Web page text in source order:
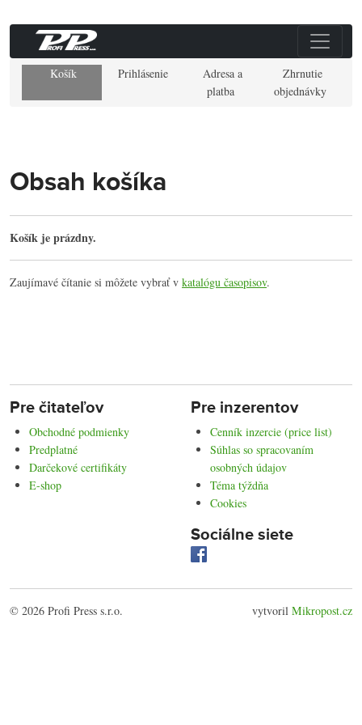
Košík Prihlásenie
Adresa a
platba
Zhrnutie
objednávky
Obsah košíka
Košík je prázdny.
Zaujímavé čítanie si môžete vybrať v katalógu časopisov.
Pre čitateľov
Obchodné podmienky
Predplatné
Darčekové certifikáty
E-shop
Pre inzerentov
Cenník inzercie (price list)
Súhlas so spracovaním
osobných údajov
Téma týždňa
Cookies
Sociálne siete
© 2026 Profi Press s.r.o. vytvoril Mikropost.cz